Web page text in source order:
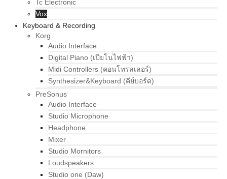
Tc Electronic
Vox
Keyboard & Recording
Korg
Audio Interface
Digital Piano (เปียโนไฟฟ้า)
Midi Controllers (คอนโทรลเลอร์)
Synthesizer&Keyboard (คีย์บอร์ด)
PreSonus
Audio Interface
Studio Microphone
Headphone
Mixer
Studio Mornitors
Loudspeakers
Studio one (Daw)